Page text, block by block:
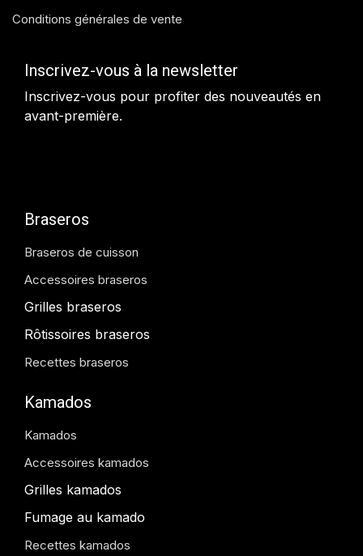
Conditions générales de vente
Inscrivez-vous à la newsletter
Inscrivez-vous pour profiter des nouveautés en
avant-première.
Braseros
Braseros de cuisson
Accessoires braseros
Grilles braseros
Rôtissoires braseros
Recettes braseros
Kamados
Kamados
Accessoires kamados
Grilles kamados
Fumage au kamado
Recettes kamados